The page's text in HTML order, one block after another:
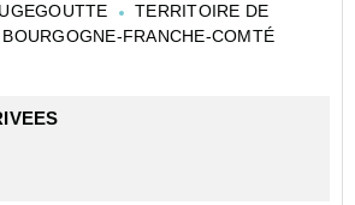
opérationnel.
aux...
TERRITOIRE DE
BOURGOGNE-FRANCHE-COMTÉ